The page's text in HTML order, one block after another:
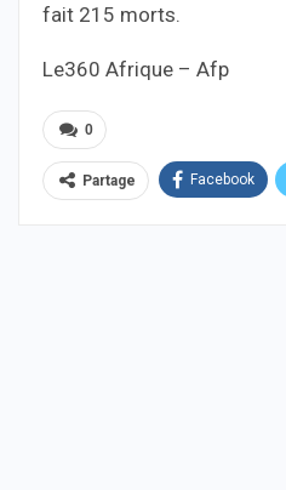
fait 215 morts.
Le360 Afrique – Afp
0
Partage Facebook